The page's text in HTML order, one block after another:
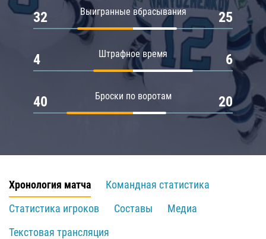
Выигранные вбрасывания
32 25
Штрафное время
4 6
Броски по воротам
40 20
Хронология матча
Командная статистика
Статистика игроков
Составы
Медиа
Текстовая трансляция